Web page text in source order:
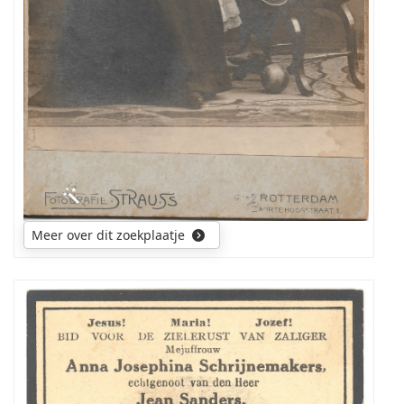
Meer over dit zoekplaatje
zoek
een
foto
van